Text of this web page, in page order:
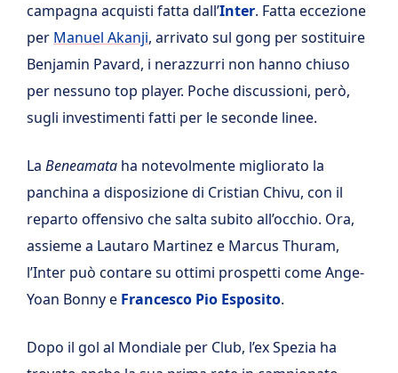
campagna acquisti fatta dall’Inter. Fatta eccezione
per Manuel Akanji, arrivato sul gong per sostituire
Benjamin Pavard, i nerazzurri non hanno chiuso
per nessuno top player. Poche discussioni, però,
sugli investimenti fatti per le seconde linee.
La Beneamata ha notevolmente migliorato la
panchina a disposizione di Cristian Chivu, con il
reparto offensivo che salta subito all’occhio. Ora,
assieme a Lautaro Martinez e Marcus Thuram,
l’Inter può contare su ottimi prospetti come Ange-
Yoan Bonny e Francesco Pio Esposito.
Dopo il gol al Mondiale per Club, l’ex Spezia ha